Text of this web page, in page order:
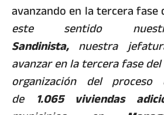
avanzando en la tercera fase
este sentido
Sandinista, nuestra
avanzar en la tercera fase
organización del proceso
de 1.065 viviendas